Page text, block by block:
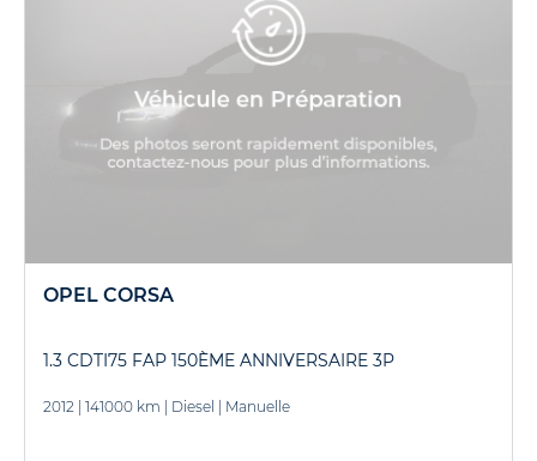
OPEL CORSA
1.3 CDTI75 FAP 150ÈME ANNIVERSAIRE 3P
2012 141000 km Diesel Manuelle